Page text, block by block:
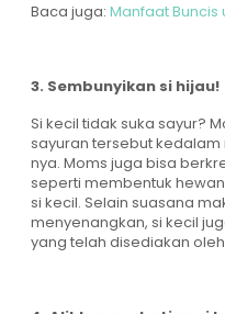
Baca juga: Manfaat Buncis
3. Sembunyikan si hijau!
Si kecil tidak suka sayur?
sayuran tersebut
nya. Moms juga bisa
seperti membentuk
si kecil. Selain suasana
menyenangkan, si kecil
yang telah disediakan